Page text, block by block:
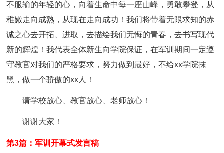
不服输的年轻的心，向着生命中每一座山峰，勇敢攀登，从
稚嫩走向成熟，从现在走向成功！我们将带着无限求知的赤
诚之心去开拓、进取，去描绘我们无悔的青春，去书写现代
新的辉煌！我代表全体新生向学院保证，在军训期间一定遵
守教官对我们的严格要求，努力做到最好，不给xx学院抹
黑，做一个骄傲的xx人！
请学校放心、教官放心、老师放心！
谢谢大家！
第3篇：军训开幕式发言稿